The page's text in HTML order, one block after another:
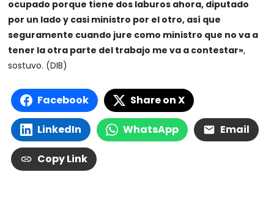
ocupado porque tiene dos laburos ahora, diputado
por un lado y casi ministro por el otro, así que
seguramente cuando jure como ministro que no va a
tener la otra parte del trabajo me va a contestar»,
sostuvo. (DIB)
Facebook Share on X
LinkedIn WhatsApp Email
Copy Link